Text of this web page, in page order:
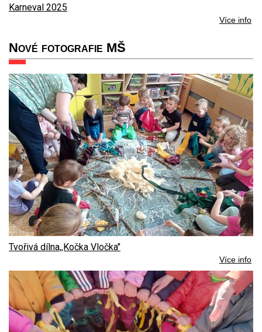
Karneval 2025
Více info
Nové fotografie MŠ
Tvořivá dílna,,Kočka Vločka"
Více info